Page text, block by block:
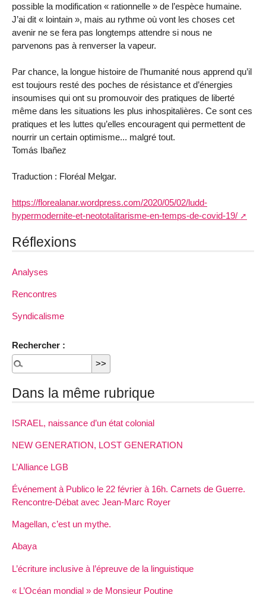
possible la modification « rationnelle » de l’espèce humaine.
J’ai dit « lointain », mais au rythme où vont les choses cet
avenir ne se fera pas longtemps attendre si nous ne
parvenons pas à renverser la vapeur.
Par chance, la longue histoire de l’humanité nous apprend qu’il
est toujours resté des poches de résistance et d’énergies
insoumises qui ont su promouvoir des pratiques de liberté
même dans les situations les plus inhospitalières. Ce sont ces
pratiques et les luttes qu’elles encouragent qui permettent de
nourrir un certain optimisme... malgré tout.
Tomás Ibañez
Traduction : Floréal Melgar.
https://florealanar.wordpress.com/2020/05/02/ludd-
hypermodernite-et-neototalitarisme-en-temps-de-covid-19/
Réflexions
Analyses
Rencontres
Syndicalisme
Rechercher :
Dans la même rubrique
ISRAEL, naissance d’un état colonial
NEW GENERATION, LOST GENERATION
L’Alliance LGB
Événement à Publico le 22 février à 16h. Carnets de Guerre.
Rencontre-Débat avec Jean-Marc Royer
Magellan, c’est un mythe.
Abaya
L’écriture inclusive à l’épreuve de la linguistique
« L’Océan mondial » de Monsieur Poutine